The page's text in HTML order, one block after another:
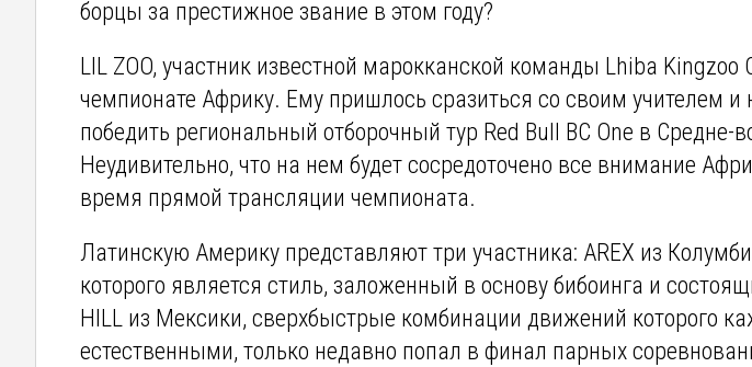
борцы за престижное звание в этом году?
LIL ZOO, участник известной марокканской команды Lhiba Kingzoo
чемпионате Африку. Ему пришлось сразиться со своим учителем и
победить региональный отборочный тур Red Bull BC One в Средне-
Неудивительно, что на нем будет сосредоточено все внимание
время прямой трансляции чемпионата.
Латинскую Америку представляют три участника: AREX из
которого является стиль, заложенный в основу бибоинга и
HILL из Мексики, сверхбыстрые комбинации движений которого
естественными, только недавно попал в финал парных